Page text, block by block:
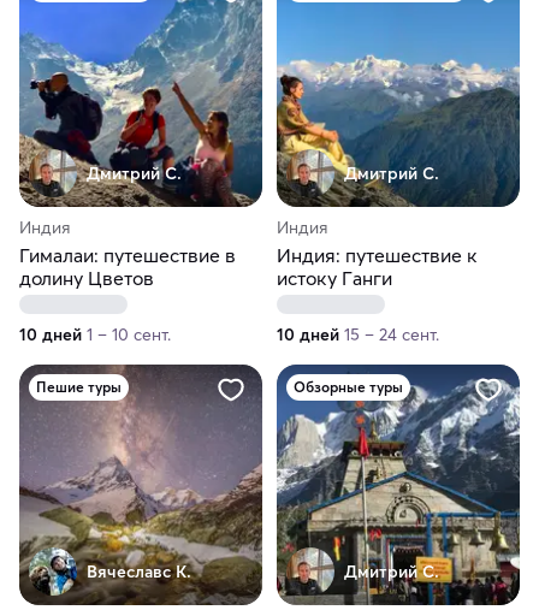
Дмитрий С.
Индия
Гималаи: путешествие в
долину Цветов
10 дней 1 – 10 сент.
Дмитрий С.
Индия
Индия: путешествие к
истоку Ганги
10 дней 15 – 24 сент.
Пешие туры
Вячеславс К.
Обзорные туры
Дмитрий С.